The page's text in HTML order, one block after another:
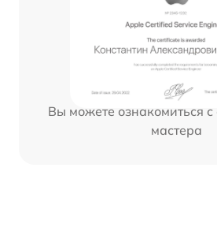
Вы можете ознакомиться
мастера